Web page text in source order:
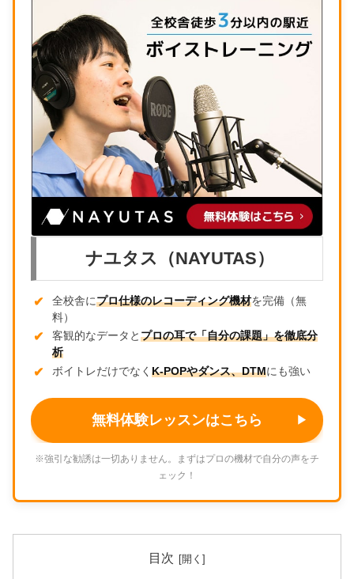
ナユタス（NAYUTAS）
全校舎にプロ仕様のレコーディング機材を完備（無
料）
客観的なデータとプロの耳で「自分の課題」を徹底分
析
ボイトレだけでなく K-POPやダンス、DTMにも強い
無料体験レッスンはこちら
※強引な勧誘は一切ありません。まずはプロの機材で自分の声をチ
ェック！
目次